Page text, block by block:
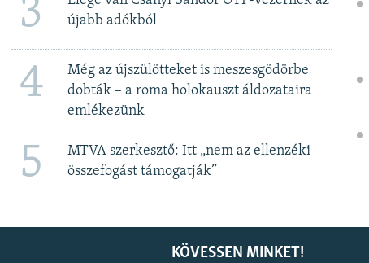
3
újabb adókból
4
Még az újszülötteket is meszesgödörbe
dobták – a roma holokauszt áldozataira
emlékezünk
5
MTVA szerkesztő: Itt „nem az ellenzéki
összefogást támogatják”
KÖVESSEN MINKET!